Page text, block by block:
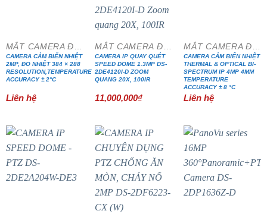
CAMERA CẢM BIẾN NHIỆT
2MP, ĐO NHIỆT 384 × 288
RESOLUTION,TEMPERATURE
ACCURACY ± 2°C
Liên hệ
CAMERA IP QUAY QUÉT
SPEED DOME 1.3MP DS-
2DE4120I-D ZOOM
QUANG 20X, 100IR
11,000,000₫
CAMERA CẢM BIẾN NHIỆT
THERMAL & OPTICAL BI-
SPECTRUM IP 4MP 4MM
TEMPERATURE
ACCURACY ± 8 °C
Liên hệ